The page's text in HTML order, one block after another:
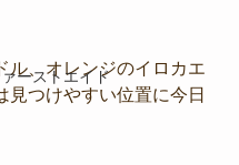
ーストエイド
ル、オレンジのイロカエ
見つけやすい位置に今日